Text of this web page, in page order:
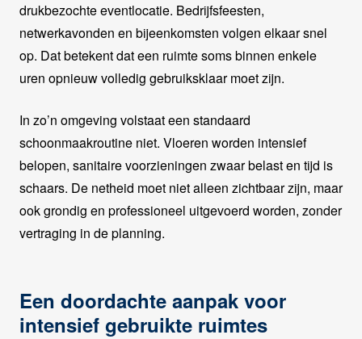
drukbezochte eventlocatie. Bedrijfsfeesten,
netwerkavonden en bijeenkomsten volgen elkaar snel
op. Dat betekent dat een ruimte soms binnen enkele
uren opnieuw volledig gebruiksklaar moet zijn.
In zo’n omgeving volstaat een standaard
schoonmaakroutine niet. Vloeren worden intensief
belopen, sanitaire voorzieningen zwaar belast en tijd is
schaars. De netheid moet niet alleen zichtbaar zijn, maar
ook grondig en professioneel uitgevoerd worden, zonder
vertraging in de planning.
Een doordachte aanpak voor
intensief gebruikte ruimtes